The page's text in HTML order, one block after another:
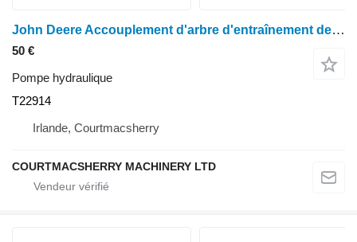
John Deere Accouplement d'arbre d'entraînement de pompe hydraulique 1120, 1130, 1630, 1830 T22914 pour tracteur à roues
50 €
Pompe hydraulique
T22914
Irlande, Courtmacsherry
COURTMACSHERRY MACHINERY LTD